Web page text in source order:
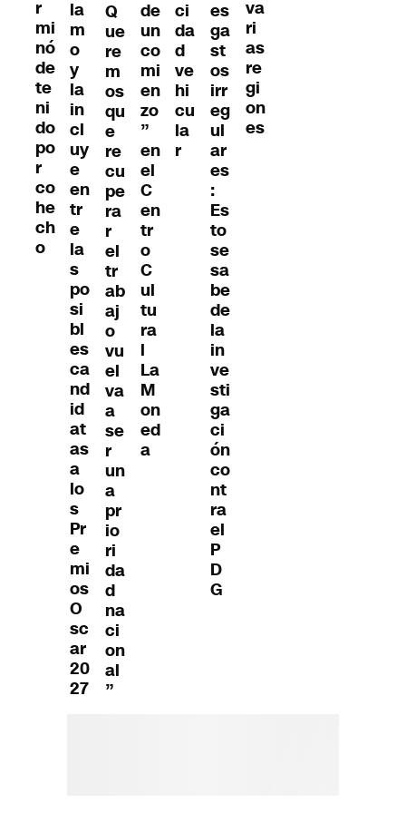
r
mi
nó
de
te
ni
do
po
r
co
he
ch
o
la
m
o
y
la
in
cl
uy
e
en
tr
e
la
s
po
si
bl
es
ca
nd
id
at
as
a
lo
s
Pr
e
mi
os
O
sc
ar
20
27
Q
ue
re
m
os
qu
e
re
cu
pe
ra
r
el
tr
ab
aj
o
vu
el
va
a
se
r
un
a
pr
io
ri
da
d
na
ci
on
al
”
de
un
co
mi
en
zo
”
en
el
C
en
tr
o
C
ul
tu
ra
l
La
M
on
ed
a
ci
da
d
ve
hi
cu
la
r
es
ga
st
os
irr
eg
ul
ar
es
:
Es
to
se
sa
be
de
la
in
ve
sti
ga
ci
ón
co
nt
ra
el
P
D
G
va
ri
as
re
gi
on
es